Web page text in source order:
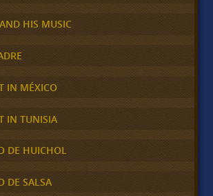
HIS MUSIC
IN MÉXICO
IN TUNISIA
DE HUICHOL
DE SALSA